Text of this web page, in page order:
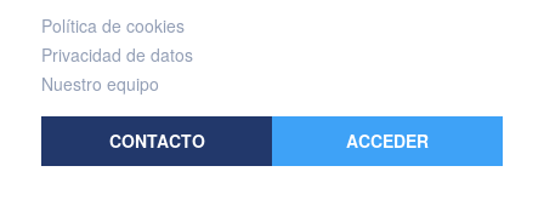
Política de cookies
Privacidad de datos
Nuestro equipo
CONTACTO ACCEDER